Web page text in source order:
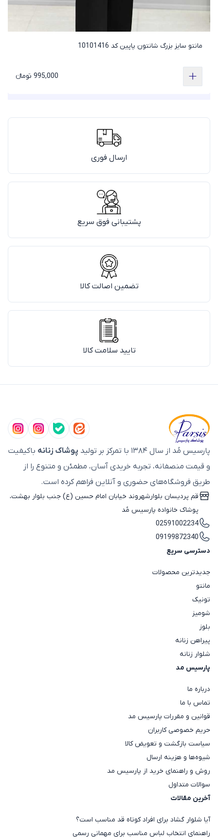
مانتو سایز بزرگ شانتون پاپین کد 10101416
995,000 تومانء
ارسال فوری
پشتیبانی فوق سریع
تضمین اصالت کالا
تایید سلامت کالا
پارسیس مُد از سال ۱۳۸۴ با تمرکز بر تولید پوشاک زنانه باکیفیت
و قیمت منصفانه، تجربه خریدی آسان، مطمئن و متنوع را از
طریق فروشگاه‌های حضوری و آنلاین فراهم کرده است.
قم پردیسان بلوارشهروند خیابان امام حسین (ع) جنب بلوار بهشت،
پوشاک خانواده پارسیس مُد
02591002234
09199872340
دسترسی سریع
جدیدترین محصولات
مانتو
تونیک
شومیز
بلوز
پیراهن زنانه
شلوار زنانه
پارسیس مد
درباره ما
تماس با ما
قوانین و مقررات پارسیس مد
حریم خصوصی کاربران
سیاست بازگشت و تعویض کالا
شیوه‌ها و هزینه ارسال
روش و راهنمای خرید از پارسیس مد
سوالات متداول
آخرین مقالات
آیا شلوار گشاد برای افراد کوتاه قد مناسب است؟
راهنمای انتخاب لباس مناسب برای مهمانی رسمی